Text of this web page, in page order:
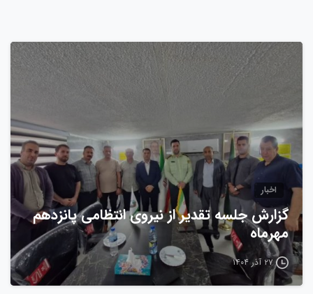
0
اخبار
گزارش جلسه تقدیر از نیروی انتظامی پانزدهم
مهرماه
۲۷ آذر ۱۴۰۴